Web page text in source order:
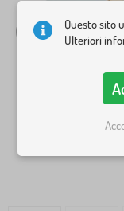
Questo sito
Ulteriori